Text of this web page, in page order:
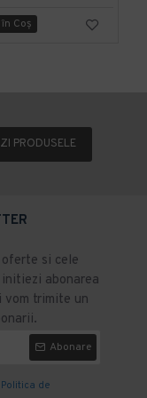
Coş
PRODUSELE
si cele
abonarea
trimite un
Abonare
Politica de